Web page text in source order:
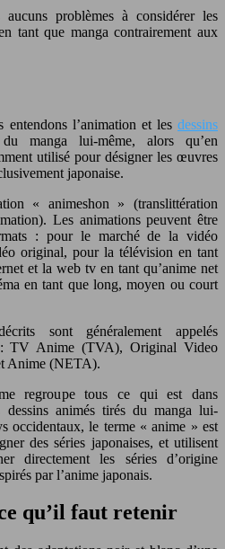
problèmes à considérer les
tant que manga contrairement aux
entendons l’animation et les dessins
manga lui-même, alors qu’en
utilisé pour désigner les œuvres
japonaise.
« animeshon » (translittération
Les animations peuvent être
: pour le marché de la vidéo
original, pour la télévision en tant
et la web tv en tant qu’anime net
en tant que long, moyen ou court
sont généralement appelés
: TV Anime (TVA), Original Video
Anime (NETA).
regroupe tous ce qui est dans
animés tirés du manga lui-
occidentaux, le terme « anime » est
des séries japonaises, et utilisent
directement les séries d’origine
par l’anime japonais.
qu’il faut retenir